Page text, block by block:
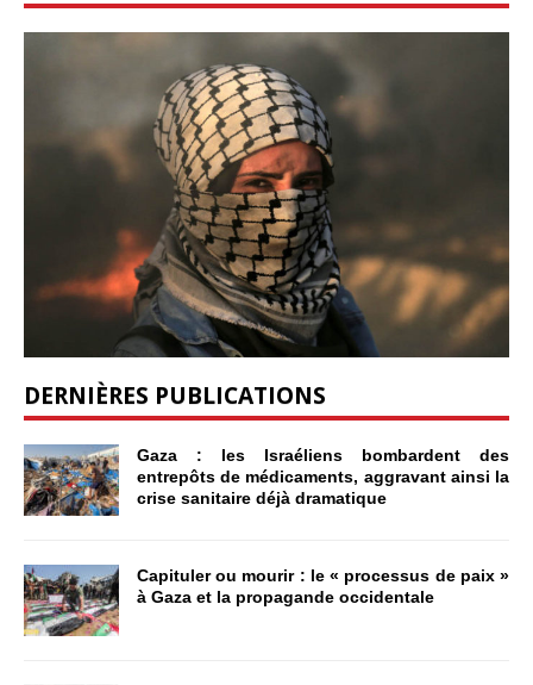
DERNIÈRES PUBLICATIONS
Gaza : les Israéliens bombardent des
entrepôts de médicaments, aggravant ainsi la
crise sanitaire déjà dramatique
Capituler ou mourir : le « processus de paix »
à Gaza et la propagande occidentale